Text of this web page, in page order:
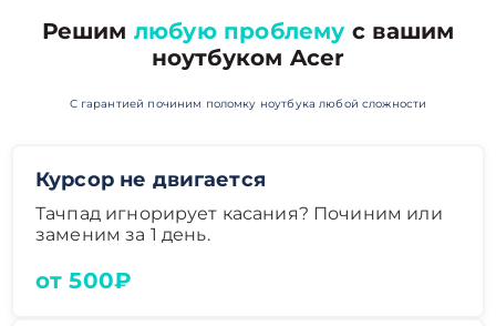
Решим любую проблему с вашим
ноутбуком Acer
С гарантией починим поломку ноутбука любой сложности
Курсор не двигается
Тачпад игнорирует касания? Починим или
заменим за 1 день.
от 500₽